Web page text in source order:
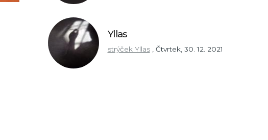
Yllas
strýček Yllas Čtvrtek, 30. 12. 2021